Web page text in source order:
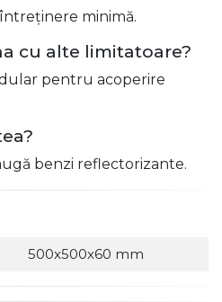
minimă.
cu alte limitatoare?
pentru acoperire
benzi reflectorizante.
500x500x60 mm